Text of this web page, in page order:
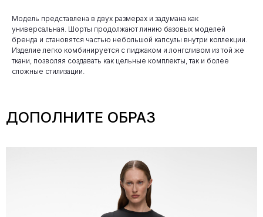
Модель представлена в двух размерах и задумана как
универсальная. Шорты продолжают линию базовых моделей
бренда и становятся частью небольшой капсулы внутри коллекции.
Изделие легко комбинируется с пиджаком и лонгсливом из той же
ткани, позволяя создавать как цельные комплекты, так и более
сложные стилизации.
ДОПОЛНИТЕ ОБРАЗ